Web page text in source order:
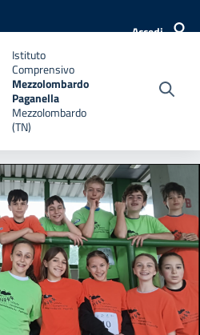
Accedi
Istituto
Comprensivo
Mezzolombardo
Paganella
Mezzolombardo
(TN)